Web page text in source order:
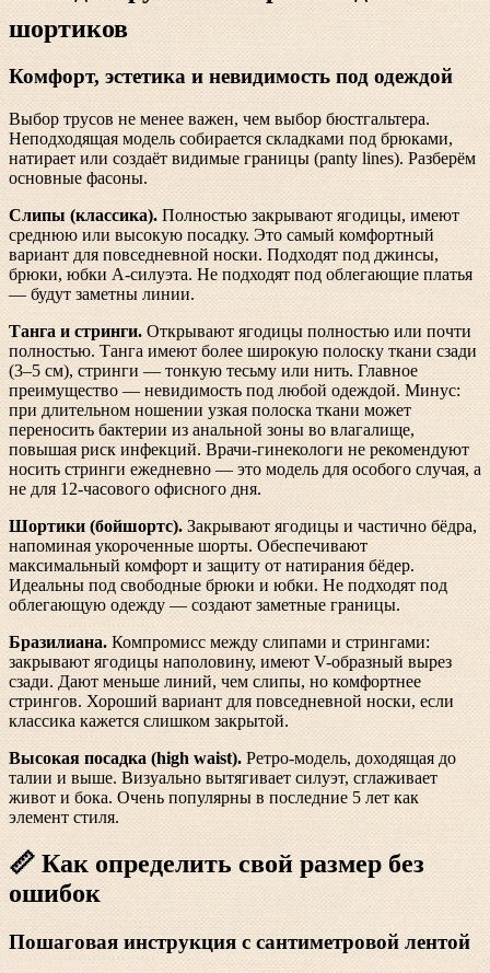
шортиков
Комфорт, эстетика и невидимость под одеждой
Выбор трусов не менее важен, чем выбор бюстгальтера.
Неподходящая модель собирается складками под брюками,
натирает или создаёт видимые границы (panty lines). Разберём
основные фасоны.
Слипы (классика). Полностью закрывают ягодицы, имеют
среднюю или высокую посадку. Это самый комфортный
вариант для повседневной носки. Подходят под джинсы,
брюки, юбки А-силуэта. Не подходят под облегающие платья
— будут заметны линии.
Танга и стринги. Открывают ягодицы полностью или почти
полностью. Танга имеют более широкую полоску ткани сзади
(3–5 см), стринги — тонкую тесьму или нить. Главное
преимущество — невидимость под любой одеждой. Минус:
при длительном ношении узкая полоска ткани может
переносить бактерии из анальной зоны во влагалище,
повышая риск инфекций. Врачи-гинекологи не рекомендуют
носить стринги ежедневно — это модель для особого случая, а
не для 12-часового офисного дня.
Шортики (бойшортс). Закрывают ягодицы и частично бёдра,
напоминая укороченные шорты. Обеспечивают
максимальный комфорт и защиту от натирания бёдер.
Идеальны под свободные брюки и юбки. Не подходят под
облегающую одежду — создают заметные границы.
Бразилиана. Компромисс между слипами и стрингами:
закрывают ягодицы наполовину, имеют V-образный вырез
сзади. Дают меньше линий, чем слипы, но комфортнее
стрингов. Хороший вариант для повседневной носки, если
классика кажется слишком закрытой.
Высокая посадка (high waist). Ретро-модель, доходящая до
талии и выше. Визуально вытягивает силуэт, сглаживает
живот и бока. Очень популярны в последние 5 лет как
элемент стиля.
📏 Как определить свой размер без
ошибок
Пошаговая инструкция с сантиметровой лентой